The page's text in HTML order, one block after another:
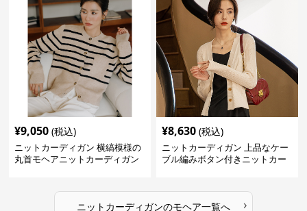
¥9,050 (税込)
ニットカーディガン 横縞模様の
丸首モヘアニットカーディガン
¥8,630 (税込)
ニットカーディガン 上品なケー
ブル編みボタン付きニットカー
ニットカーディガンのモヘア一覧へ ›